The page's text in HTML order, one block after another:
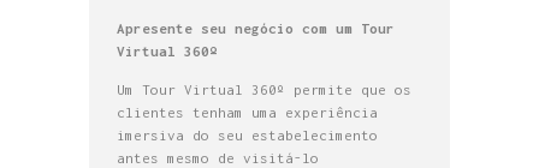
Apresente seu negócio com um Tour
Virtual 360º
Um Tour Virtual 360º permite que os
clientes tenham uma experiência
imersiva do seu estabelecimento
antes mesmo de visitá-lo